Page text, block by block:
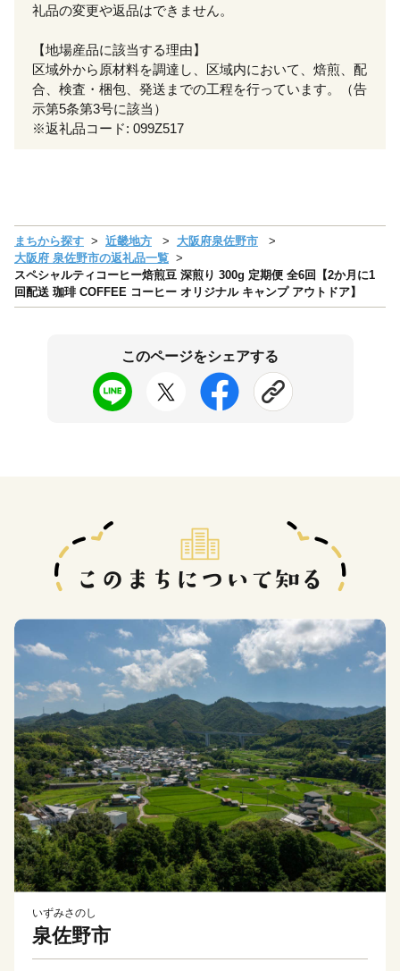
礼品の変更や返品はできません。
【地場産品に該当する理由】
区域外から原材料を調達し、区域内において、焙煎、配
合、検査・梱包、発送までの工程を行っています。（告
示第5条第3号に該当）
※返礼品コード: 099Z517
まちから探す 近畿地方
大阪府泉佐野市
大阪府 泉佐野市の返礼品一覧
スペシャルティコーヒー焙煎豆 深煎り 300g 定期便 全6回【2か月に1
回配送 珈琲 COFFEE コーヒー オリジナル キャンプ アウトドア】
このページをシェアする
いずみさのし
泉佐野市